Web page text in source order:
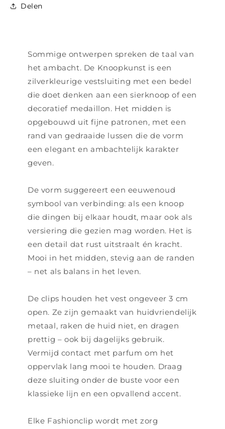
Delen
Sommige ontwerpen spreken de taal van
het ambacht. De Knoopkunst is een
zilverkleurige vestsluiting met een bedel
die doet denken aan een sierknoop of een
decoratief medaillon. Het midden is
opgebouwd uit fijne patronen, met een
rand van gedraaide lussen die de vorm
een elegant en ambachtelijk karakter
geven.
De vorm suggereert een eeuwenoud
symbool van verbinding: als een knoop
die dingen bij elkaar houdt, maar ook als
versiering die gezien mag worden. Het is
een detail dat rust uitstraalt én kracht.
Mooi in het midden, stevig aan de randen
– net als balans in het leven.
De clips houden het vest ongeveer 3 cm
open. Ze zijn gemaakt van huidvriendelijk
metaal, raken de huid niet, en dragen
prettig – ook bij dagelijks gebruik.
Vermijd contact met parfum om het
oppervlak lang mooi te houden. Draag
deze sluiting onder de buste voor een
klassieke lijn en een opvallend accent.
Elke Fashionclip wordt met zorg